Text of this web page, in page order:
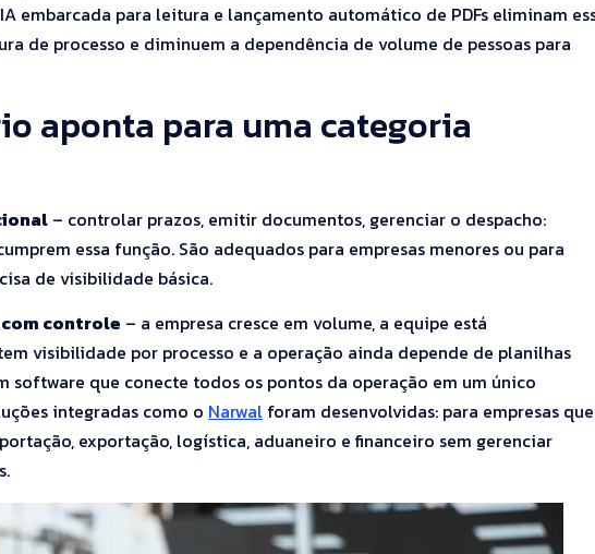
embarcada para leitura e lançamento automático de PDFs eliminam
de processo e diminuem a dependência de volume de pessoas para
aponta para uma categoria
– controlar prazos, emitir documentos, gerenciar o despacho:
essa função. São adequados para empresas menores ou para
de visibilidade básica.
controle – a empresa cresce em volume, a equipe está
visibilidade por processo e a operação ainda depende de planilhas
software que conecte todos os pontos da operação em um único
integradas como o Narwal foram desenvolvidas: para empresas que
exportação, logística, aduaneiro e financeiro sem gerenciar